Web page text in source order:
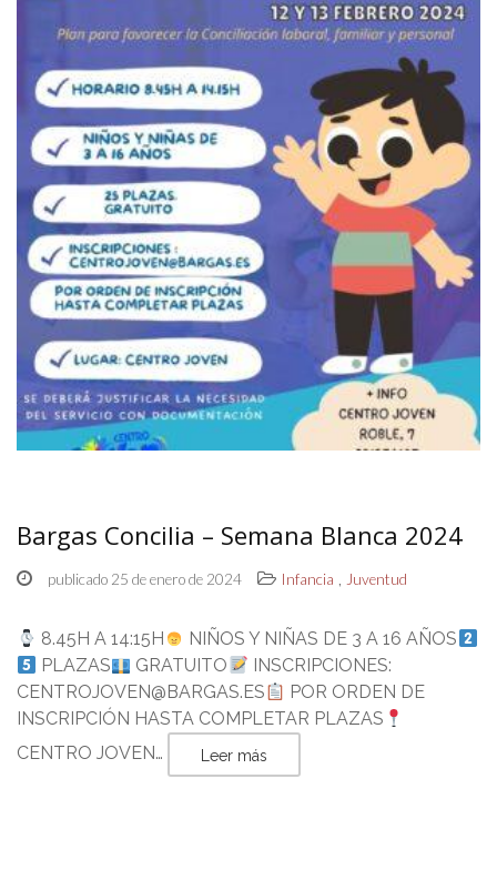
Bargas Concilia – Semana Blanca 2024
publicado 25 de enero de 2024 Infancia , Juventud
8.45H A 14:15H
NIÑOS Y NIÑAS DE 3 A 16 AÑOS
PLAZAS
GRATUITO
INSCRIPCIONES:
CENTROJOVEN@BARGAS.ES
POR ORDEN DE
INSCRIPCIÓN HASTA COMPLETAR PLAZAS
CENTRO JOVEN…
Leer más